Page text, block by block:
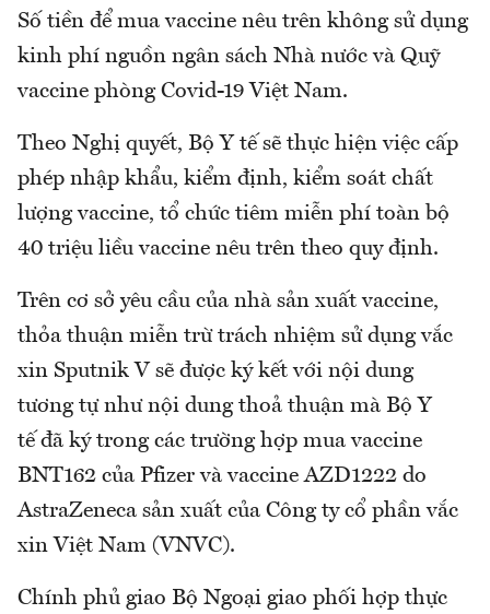
Số tiền để mua vaccine nêu trên không sử dụng
kinh phí nguồn ngân sách Nhà nước và Quỹ
vaccine phòng Covid-19 Việt Nam.
Theo Nghị quyết, Bộ Y tế sẽ thực hiện việc cấp
phép nhập khẩu, kiểm định, kiểm soát chất
lượng vaccine, tổ chức tiêm miễn phí toàn bộ
40 triệu liều vaccine nêu trên theo quy định.
Trên cơ sở yêu cầu của nhà sản xuất vaccine,
thỏa thuận miễn trừ trách nhiệm sử dụng vắc
xin Sputnik V sẽ được ký kết với nội dung
tương tự như nội dung thoả thuận mà Bộ Y
tế đã ký trong các trường hợp mua vaccine
BNT162 của Pfizer và vaccine AZD1222 do
AstraZeneca sản xuất của Công ty cổ phần vắc
xin Việt Nam (VNVC).
Chính phủ giao Bộ Ngoại giao phối hợp thực